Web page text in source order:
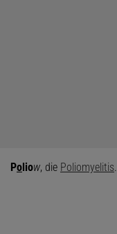
Poliow, die Poliomyelitis.